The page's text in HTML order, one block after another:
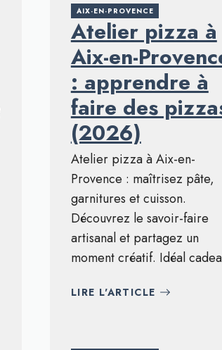
AIX-EN-PROVENCE
Atelier pizza à
Aix-en-
: apprendre à
faire des
(2026)
Atelier pizza à Aix-en-
Provence : maîtrisez pâte,
garnitures et cuisson.
Découvrez le savoir-faire
artisanal et partagez un
moment créatif. Idéal
LIRE L'ARTICLE